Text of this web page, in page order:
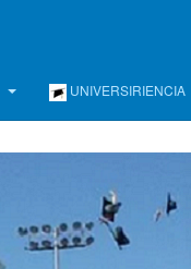
UNIVERSIRIENCIA